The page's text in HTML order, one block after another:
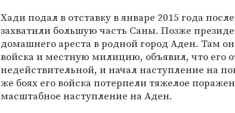
Хади подал в отставку в январе 2015 года
захватили большую часть Саны. Позже
домашнего ареста в родной город Аден. Там
войска и местную милицию, объявил, что его
недействительной, и начал наступление на
же боях его войска потерпели тяжелое
масштабное наступление на Аден.